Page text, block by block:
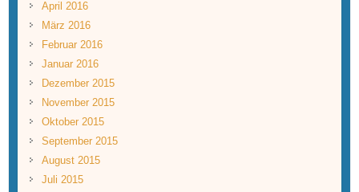
April 2016
März 2016
Februar 2016
Januar 2016
Dezember 2015
November 2015
Oktober 2015
September 2015
August 2015
Juli 2015